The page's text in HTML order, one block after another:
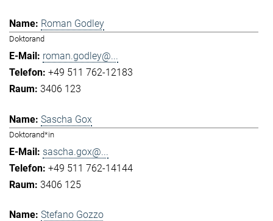
Roman Godley
Doktorand
roman.godley@...
+49 511 762-12183
3406 123
Sascha Gox
Doktorand*in
sascha.gox@...
+49 511 762-14144
3406 125
Stefano Gozzo